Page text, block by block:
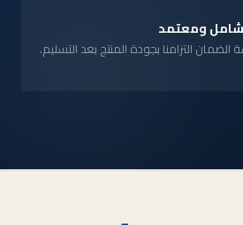
التزامنا بجودة المنتج بعد التسليم.